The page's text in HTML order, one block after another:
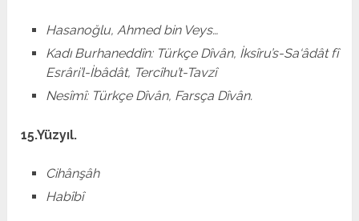
Hasanoğlu, Ahmed bin Veys…
Kadı Burhaneddîn: Türkçe Dîvân, İksîru’s-Sa‘âdât fî
Esrâri’l-İbâdât, Tercîhu’t-Tavzî
Nesîmî: Türkçe Dîvân, Farsça Dîvân.
15.Yüzyıl.
Cihânşâh
Habîbî